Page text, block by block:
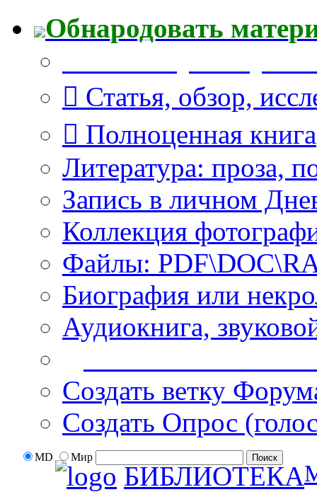
Обнародовать
Статья, обзор,
Полноценная книга
Литература: проза,
Запись в личном
Коллекция
Файлы:
Биография или
Аудиокнига,
Создать ветку
Создать Опрос
MD Мир
БИБЛИОТЕКА